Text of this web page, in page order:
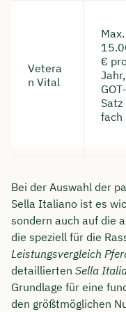
Vetera
n Vital
Max.
€
Jahr,
GOT-
Satz
fach
Bei der Auswahl der
Sella Italiano ist es
sondern auch auf die
die speziell für die
Leistungsvergleich
detaillierten Sella
Grundlage für eine
den größtmöglichen